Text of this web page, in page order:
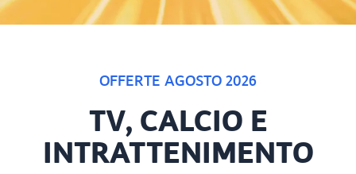
OFFERTE AGOSTO 2026
TV, CALCIO E
INTRATTENIMENTO